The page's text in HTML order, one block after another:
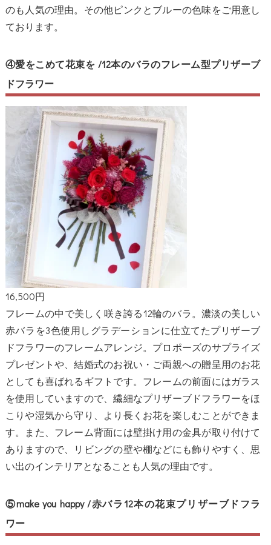
のも人気の理由。その他ピンクとブルーの色味をご用意し
ております。
④愛をこめて花束を /12本のバラのフレーム型プリザーブ
ドフラワー
16,500円
フレームの中で美しく咲き誇る12輪のバラ。濃淡の美しい
赤バラを3色使用しグラデーションに仕立てたプリザーブ
ドフラワーのフレームアレンジ。プロポーズのサプライズ
プレゼントや、結婚式のお祝い・ご両親への贈呈用のお花
としても喜ばれるギフトです。フレームの前面にはガラス
を使用していますので、繊細なプリザーブドフラワーをほ
こりや湿気から守り、より長くお花を楽しむことができま
す。また、フレーム背面には壁掛け用の金具が取り付けて
ありますので、リビングの壁や棚などにも飾りやすく、思
い出のインテリアとなることも人気の理由です。
⑤make you happy /赤バラ12本の花束プリザーブドフラ
ワー